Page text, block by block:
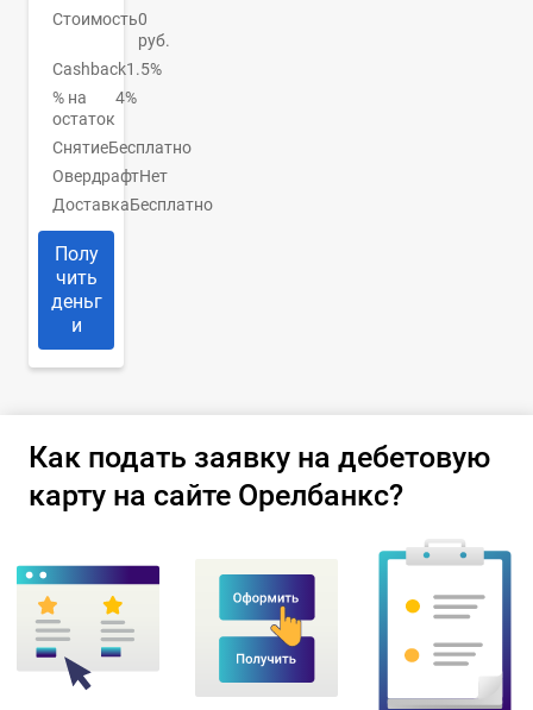
Стоимость0
руб.
Cashback1.5%
% на
остаток
4%
СнятиеБесплатно
ОвердрафтНет
ДоставкаБесплатно
Полу
чить
деньг
и
Как подать заявку на дебетовую
карту на сайте Орелбанкс?